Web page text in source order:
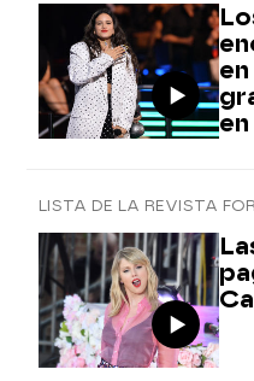
LISTA DE LA REVISTA